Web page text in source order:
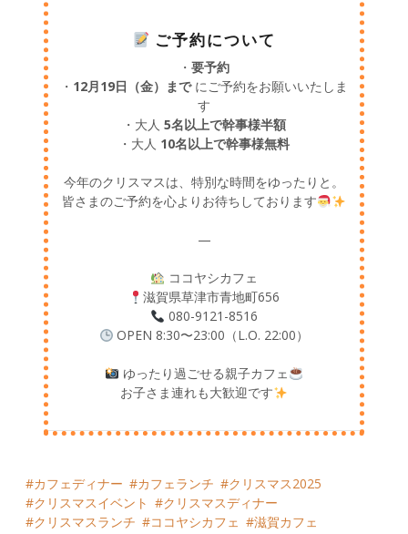
ご予約について
・ 要予約
・ 12月19日（金）までにご予約をお願いいたしま
す
・大人 5名以上で幹事様半額
・大人 10名以上で幹事様無料
今年のクリスマスは、特別な時間をゆったりと。
皆さまのご予約を心よりお待ちしております
—
ココヤシカフェ
滋賀県草津市青地町656
080-9121-8516
OPEN 8:30〜23:00（L.O. 22:00）
ゆったり過ごせる親子カフェ
お子さま連れも大歓迎です
カフェディナー カフェランチ
クリスマス2025
クリスマスイベント
クリスマスディナー
クリスマスランチ
ココヤシカフェ
滋賀カフェ